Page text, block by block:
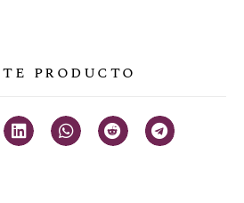
producto